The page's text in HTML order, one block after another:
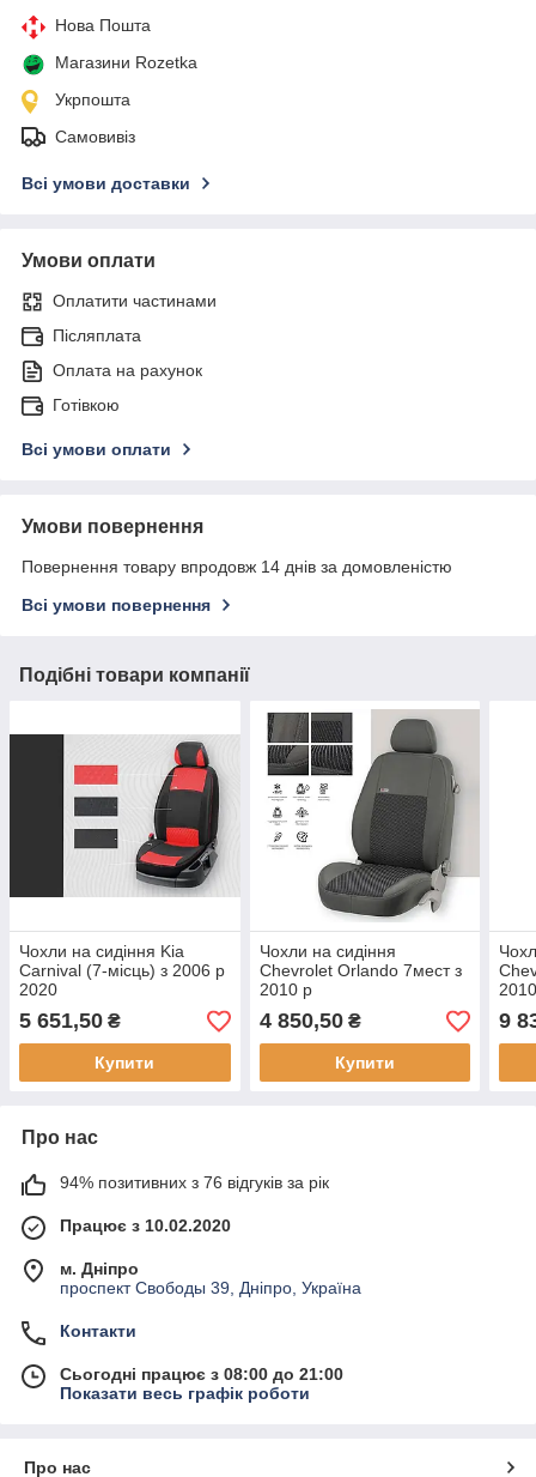
Нова Пошта
Магазини Rozetka
Укрпошта
Самовивіз
Всі умови доставки
Умови оплати
Оплатити частинами
Післяплата
Оплата на рахунок
Готівкою
Всі умови оплати
Умови повернення
Повернення товару впродовж 14 днів за домовленістю
Всі умови повернення
Подібні товари компанії
Чохли на сидіння Kia
Carnival (7-місць) з 2006 р
2020
5 651,50 ₴
Купити
Чохли на сидіння
Chevrolet Orlando 7мест з
2010 р
4 850,50₴
Купити
9
Про нас
94% позитивних з 76 відгуків за рік
Працює з 10.02.2020
м. Дніпро
проспект Свободы 39, Дніпро, Україна
Контакти
Сьогодні працює з 08:00 до 21:00
Показати весь графік роботи
Про нас